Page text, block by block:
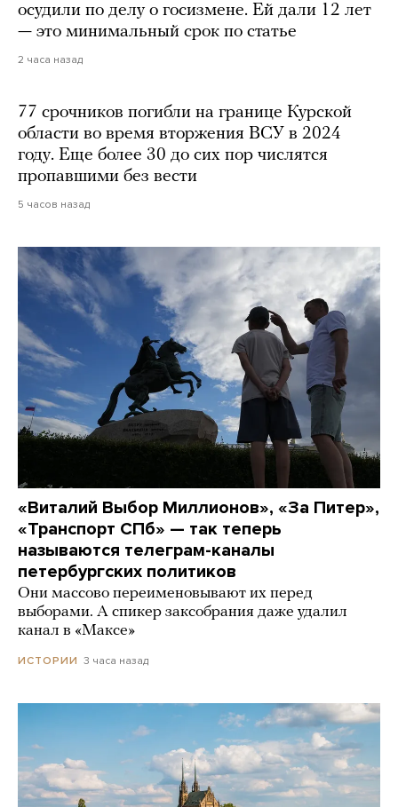
осудили по делу о госизмене. Ей дали 12 лет
— это минимальный срок по статье
2 часа назад
77 срочников погибли на границе Курской
области во время вторжения ВСУ в 2024
году. Еще более 30 до сих пор числятся
пропавшими без вести
5 часов назад
«Виталий Выбор Миллионов», «За Питер»,
«Транспорт СПб» — так теперь
называются телеграм-каналы
петербургских политиков
Они массово переименовывают их перед
выборами. А спикер заксобрания даже удалил
канал в «Максе»
ИСТОРИИ 3 часа назад